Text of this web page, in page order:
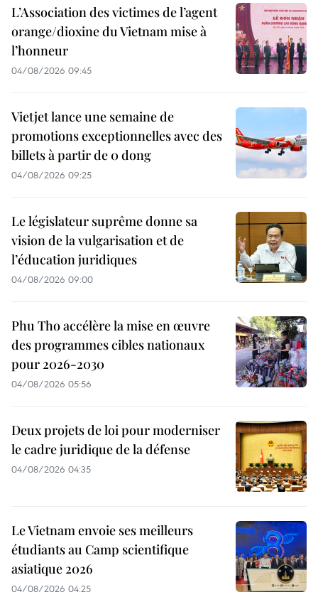
L’Association des victimes de l’agent
orange/dioxine du Vietnam mise à
l’honneur
04/08/2026 09:45
Vietjet lance une semaine de
promotions exceptionnelles avec des
billets à partir de 0 dong
04/08/2026 09:25
Le législateur suprême donne sa
vision de la vulgarisation et de
l’éducation juridiques
04/08/2026 09:00
Phu Tho accélère la mise en œuvre
des programmes cibles nationaux
pour 2026-2030
04/08/2026 05:56
Deux projets de loi pour moderniser
le cadre juridique de la défense
04/08/2026 04:35
Le Vietnam envoie ses meilleurs
étudiants au Camp scientifique
asiatique 2026
04/08/2026 04:25